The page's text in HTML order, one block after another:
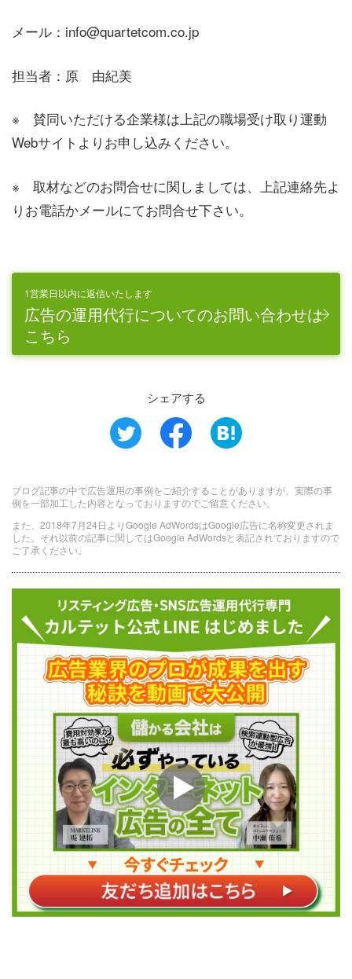
メール：info@quartetcom.co.jp
担当者：原 由紀美
※ 賛同いただける企業様は上記の職場受け取り運動
Webサイトよりお申し込みください。
※ 取材などのお問合せに関しましては、上記連絡先よ
りお電話かメールにてお問合せ下さい。
1営業日以内に返信いたします
広告の運用代行についてのお問い合わせは
こちら
シェアする
ブログ記事の中で広告運用の事例をご紹介することがありますが、実際の事
例を一部加工した内容となっておりますのでご留意ください。
また、2018年7月24日よりGoogle AdWordsはGoogle広告に名称変更されま
した。それ以前の記事に関してはGoogle AdWordsと表記されておりますので
ご了承ください。